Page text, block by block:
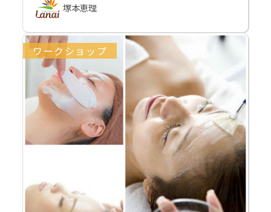
塚本恵理
ワークショップ